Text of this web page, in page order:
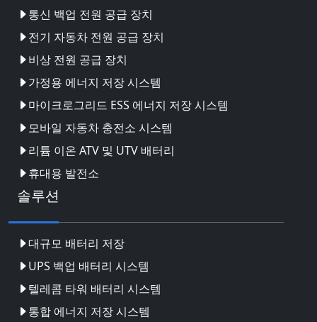
통신 백업 전원 공급 장치
전기 자동차 전원 공급 장치
비상 전원 공급 장치
가정용 에너지 저장 시스템
마이크로그리드 ESS 에너지 저장 시스템
모바일 자동차 충전소 시스템
리튬 이온 ATV 및 UTV 배터리
휴대용 발전소
솔루션
대규모 배터리 저장
UPS 백업 배터리 시스템
텔레콤 타워 배터리 시스템
통합 에너지 저장 시스템